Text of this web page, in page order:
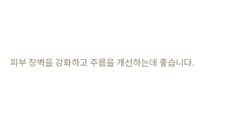
피부 장벽을 강화하고 주름을 개선하는데 좋습니다.